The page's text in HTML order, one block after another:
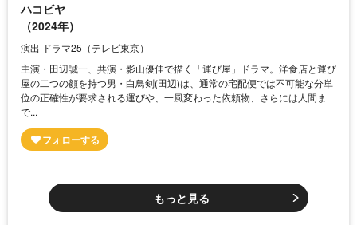
ハコビヤ
（2024年）
演出 ドラマ25（テレビ東京）
主演・田辺誠一、共演・影山優佳で描く「運び屋」ドラマ。洋食店と運び
屋の二つの顔を持つ男・白鳥剣(田辺)は、通常の宅配便では不可能な分単
位の正確性が要求される運びや、一風変わった依頼物、さらには人間ま
で...
もっと見る